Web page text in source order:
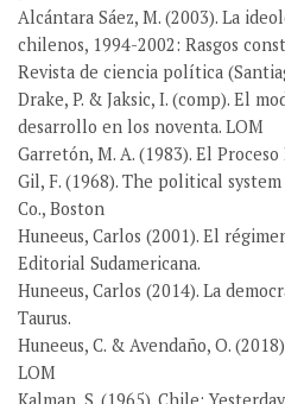
Alcántara Sáez, M. (2003). La
chilenos, 1994-2002: Rasgos
Revista de ciencia política
Drake, P. & Jaksic, I. (comp). El
desarrollo en los noventa. LOM
Garretón, M. A. (1983). El
Gil, F. (1968). The political
Co., Boston
Huneeus, Carlos (2001). El
Editorial Sudamericana.
Huneeus, Carlos (2014). La
Taurus.
Huneeus, C. & Avendaño, O.
LOM
Kalman, S. (1965). Chile: